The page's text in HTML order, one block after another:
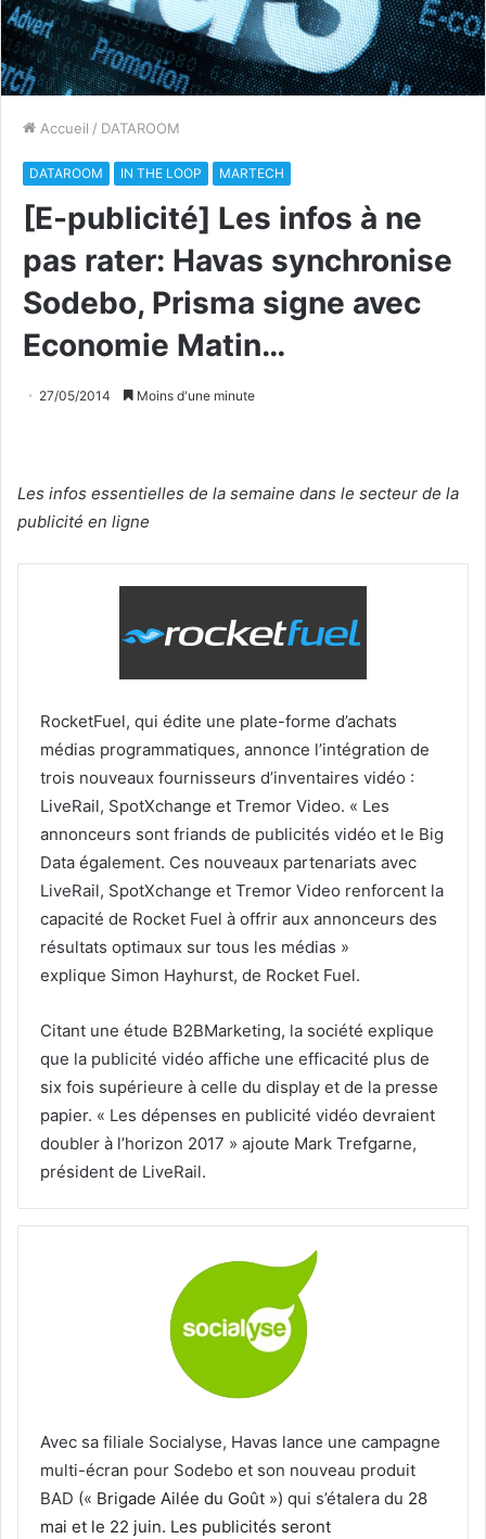
Accueil / DATAROOM
DATAROOM IN THE LOOP MARTECH
[E-publicité] Les infos à ne
pas rater: Havas synchronise
Sodebo, Prisma signe avec
Economie Matin…
27/05/2014 Moins d'une minute
Les infos essentielles de la semaine dans le secteur de la
publicité en ligne
RocketFuel, qui édite une plate-forme d’achats
médias programmatiques, annonce l’intégration de
trois nouveaux fournisseurs d’inventaires vidéo :
LiveRail, SpotXchange et Tremor Video. « Les
annonceurs sont friands de publicités vidéo et le Big
Data également. Ces nouveaux partenariats avec
LiveRail, SpotXchange et Tremor Video renforcent la
capacité de Rocket Fuel à offrir aux annonceurs des
résultats optimaux sur tous les médias »
explique Simon Hayhurst, de Rocket Fuel.
Citant une étude B2BMarketing, la société explique
que la publicité vidéo affiche une efficacité plus de
six fois supérieure à celle du display et de la presse
papier. « Les dépenses en publicité vidéo devraient
doubler à l’horizon 2017 » ajoute Mark Trefgarne,
président de LiveRail.
Avec sa filiale Socialyse, Havas lance une campagne
multi-écran pour Sodebo et son nouveau produit
BAD (« Brigade Ailée du Goût ») qui s’étalera du 28
mai et le 22 juin. Les publicités seront